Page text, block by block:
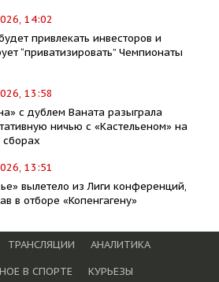
14:02
привлекать инвесторов и
“приватизировать” Чемпионаты
13:58
с дублем Ваната разыграла
ничью с «Кастельеном» на
сборах
13:51
вылетело из Лиги конференций,
в отборе «Копенгагену»
ТРАНСЛЯЦИИ
АНАЛИТИКА
В СПОРТЕ КУРЬЕЗЫ